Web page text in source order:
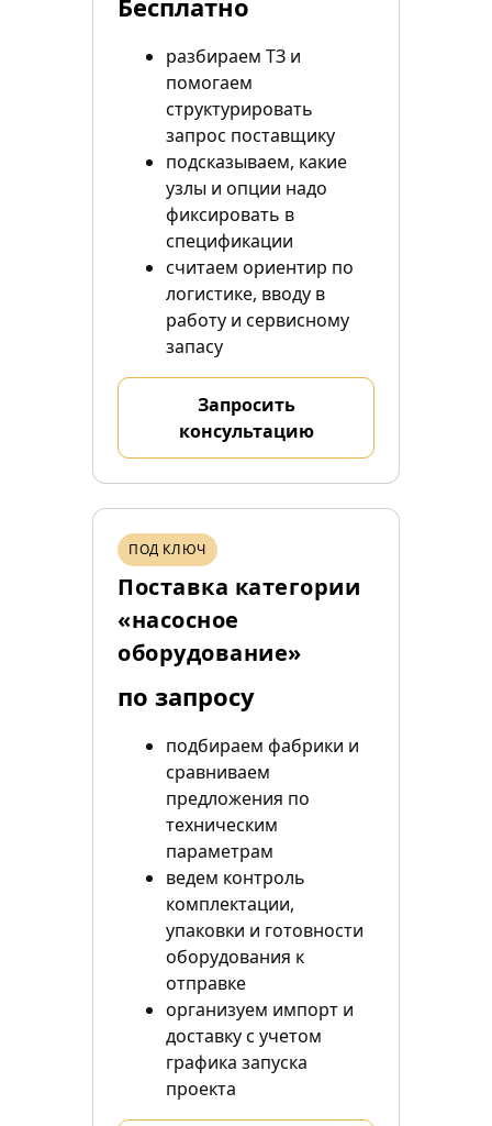
Бесплатно
разбираем ТЗ и
помогаем
структурировать
запрос поставщику
подсказываем, какие
узлы и опции надо
фиксировать в
спецификации
считаем ориентир по
логистике, вводу в
работу и сервисному
запасу
Запросить
консультацию
ПОД КЛЮЧ
Поставка категории
«насосное
оборудование»
по запросу
подбираем фабрики и
сравниваем
предложения по
техническим
параметрам
ведем контроль
комплектации,
упаковки и готовности
оборудования к
отправке
организуем импорт и
доставку с учетом
графика запуска
проекта